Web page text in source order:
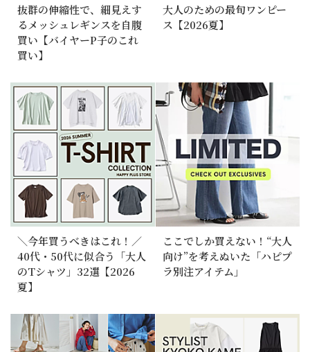
抜群の伸縮性で、細見えす
るメッシュレギンスを自腹
買い【バイヤーP子のこれ
買い】
大人のための最旬ワンピー
ス【2026夏】
＼今年買うべきはこれ！／
40代・50代に似合う「大人
のTシャツ」32選【2026
夏】
ここでしか買えない！“大人
向け”を考えぬいた「ハピプ
ラ別注アイテム」